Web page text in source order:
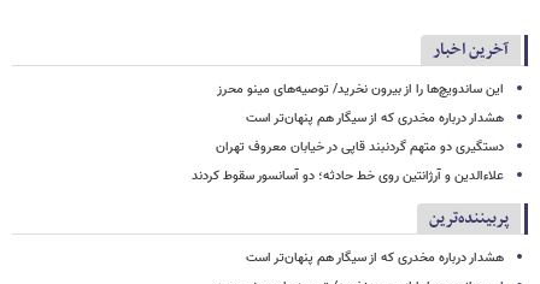
آخرین اخبار
این ساندویچ‌ها را از بیرون نخرید/ توصیه‌های مینو محرز
هشدار درباره مخدری که از سیگار هم پنهان‌تر است
دستگیری دو متهم گردنبند قاپی در خیابان معروف تهران
علاءالدین و آرژانتین روی خط حادثه؛ دو آسانسور سقوط کردند
پربیننده‌ترین
هشدار درباره مخدری که از سیگار هم پنهان‌تر است